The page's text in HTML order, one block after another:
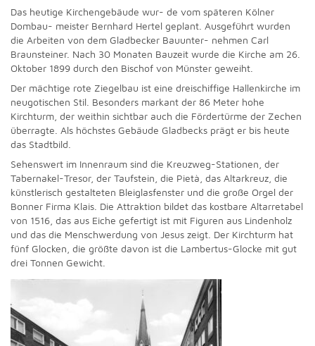
Das heutige Kirchengebäude wur- de vom späteren Kölner
Dombau- meister Bernhard Hertel geplant. Ausgeführt wurden
die Arbeiten von dem Gladbecker Bauunter- nehmen Carl
Braunsteiner. Nach 30 Monaten Bauzeit wurde die Kirche am 26.
Oktober 1899 durch den Bischof von Münster geweiht.
Der mächtige rote Ziegelbau ist eine dreischiffige Hallenkirche im
neugotischen Stil. Besonders markant der 86 Meter hohe
Kirchturm, der weithin sichtbar auch die Fördertürme der Zechen
überragte. Als höchstes Gebäude Gladbecks prägt er bis heute
das Stadtbild.
Sehenswert im Innenraum sind die Kreuzweg-Stationen, der
Tabernakel-Tresor, der Taufstein, die Pietà, das Altarkreuz, die
künstlerisch gestalteten Bleiglasfenster und die große Orgel der
Bonner Firma Klais. Die Attraktion bildet das kostbare Altarretabel
von 1516, das aus Eiche gefertigt ist mit Figuren aus Lindenholz
und das die Menschwerdung von Jesus zeigt. Der Kirchturm hat
fünf Glocken, die größte davon ist die Lambertus-Glocke mit gut
drei Tonnen Gewicht.